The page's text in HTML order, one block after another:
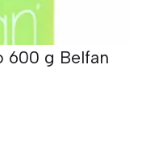
600 g Belfan